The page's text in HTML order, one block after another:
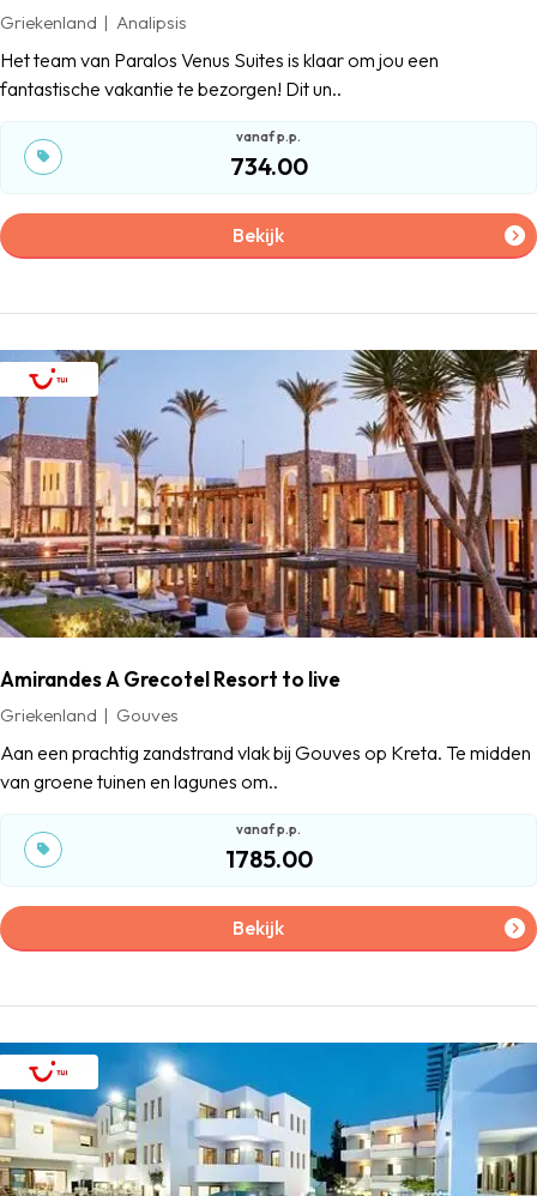
Griekenland Analipsis
Het team van Paralos Venus Suites is klaar om jou een
fantastische vakantie te bezorgen! Dit un..
734.00
Bekijk
Amirandes A Grecotel Resort to live
Griekenland Gouves
Aan een prachtig zandstrand vlak bij Gouves op Kreta. Te midden
van groene tuinen en lagunes om..
1785.00
Bekijk